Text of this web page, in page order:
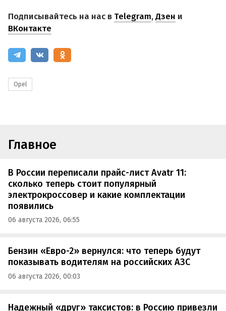
Подписывайтесь на нас в Telegram,Дзен и
ВКонтакте
Opel
Главное
В России переписали прайс-лист Avatr 11:
сколько теперь стоит популярный
электрокроссовер и какие комплектации
появились
06 августа 2026, 06:55
Бензин «Евро-2» вернулся: что теперь будут
показывать водителям на российских АЗС
06 августа 2026, 00:03
Надежный «друг» таксистов: в Россию привезли